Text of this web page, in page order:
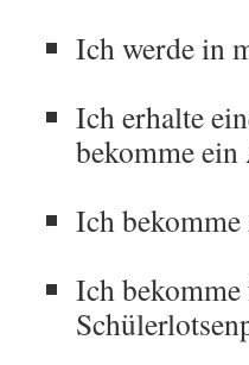
Ich werde in
Ich erhalte
bekomme
Ich
Ich